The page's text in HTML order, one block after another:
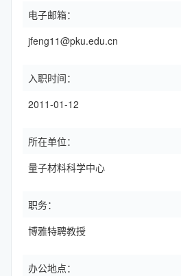
电子邮箱：
jfeng11@pku.edu.cn
入职时间：
2011-01-12
所在单位：
量子材料科学中心
职务：
博雅特聘教授
办公地点：